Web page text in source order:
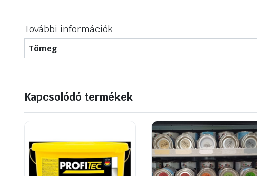
További információk
Tömeg
Kapcsolódó termékek